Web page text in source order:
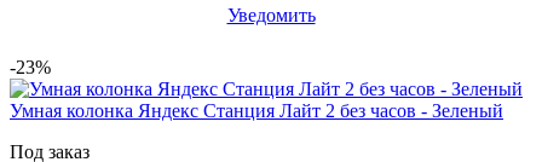
Уведомить
-23%
Умная колонка Яндекс Станция Лайт 2 без часов - Зеленый
Под заказ